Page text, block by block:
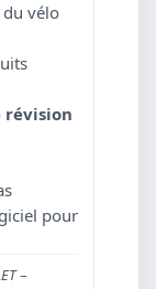
du vélo
révision
pour
–